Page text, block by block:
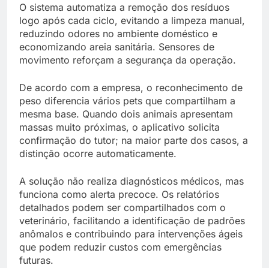
O sistema automatiza a remoção dos resíduos
logo após cada ciclo, evitando a limpeza manual,
reduzindo odores no ambiente doméstico e
economizando areia sanitária. Sensores de
movimento reforçam a segurança da operação.
De acordo com a empresa, o reconhecimento de
peso diferencia vários pets que compartilham a
mesma base. Quando dois animais apresentam
massas muito próximas, o aplicativo solicita
confirmação do tutor; na maior parte dos casos, a
distinção ocorre automaticamente.
A solução não realiza diagnósticos médicos, mas
funciona como alerta precoce. Os relatórios
detalhados podem ser compartilhados com o
veterinário, facilitando a identificação de padrões
anômalos e contribuindo para intervenções ágeis
que podem reduzir custos com emergências
futuras.